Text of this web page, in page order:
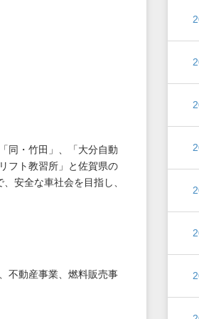
同・竹田」、「大分自動
フト教習所」と佐賀県の
安全な車社会を目指し、
不動産事業、燃料販売事